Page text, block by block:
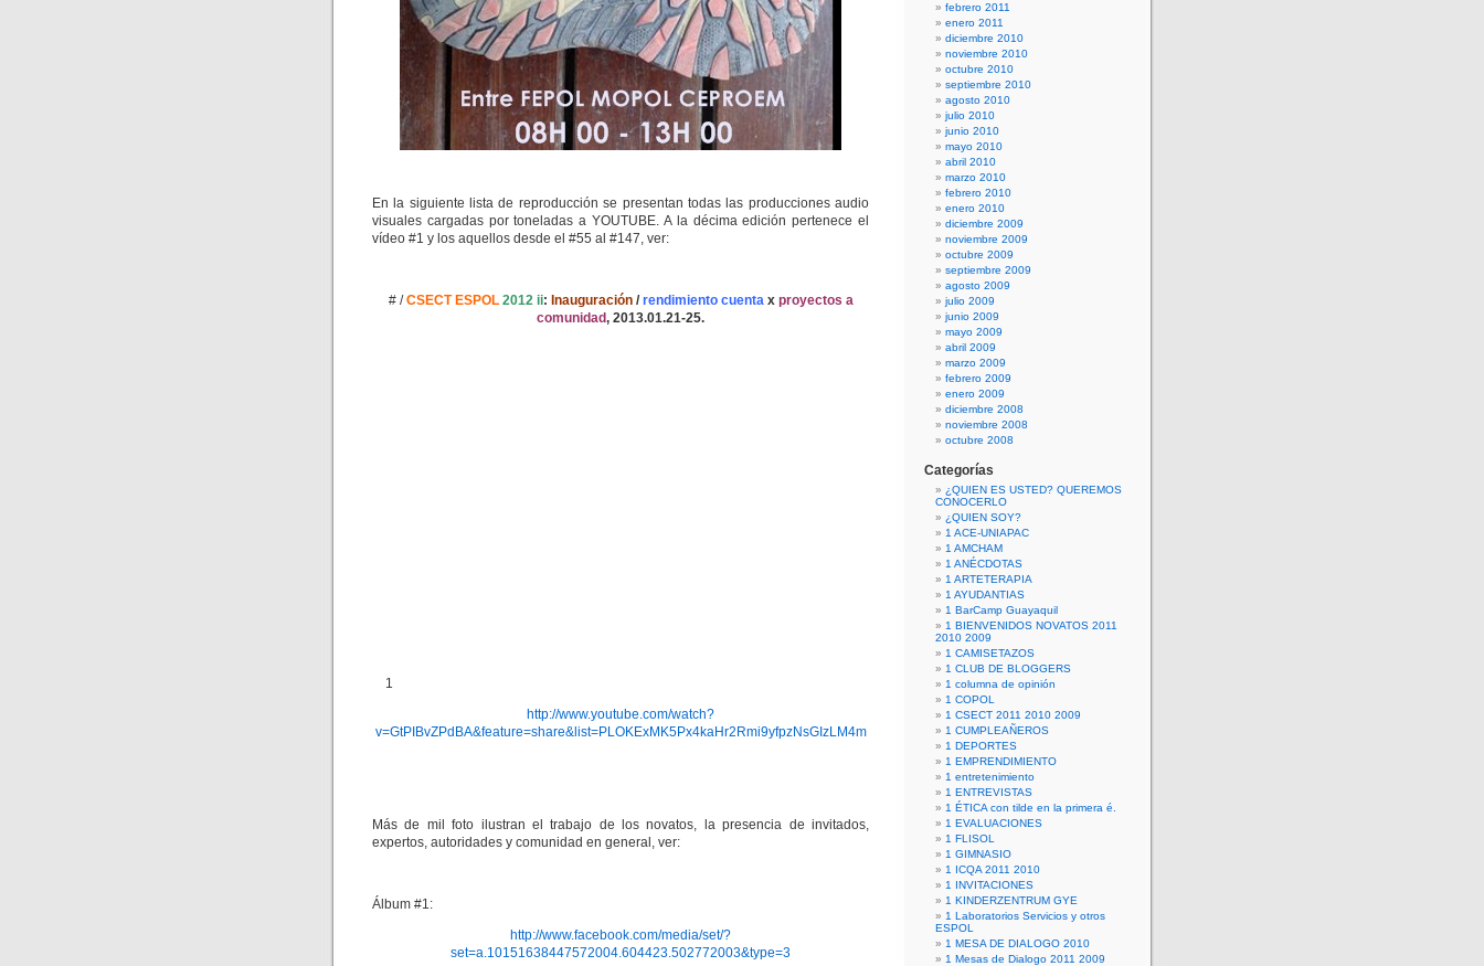
En la siguiente lista de reproducción se presentan todas las producciones audio
visuales cargadas por toneladas a YOUTUBE. A la décima edición pertenece el
vídeo #1 y los aquellos desde el #55 al #147, ver:
# /CSECT ESPOL 2012 ii: Inauguración/rendimiento cuentax proyectos a
comunidad, 2013.01.21-25.
1
http://www.youtube.com/watch?
v=GtPIBvZPdBA&feature=share&list=PLOKExMK5Px4kaHr2Rmi9yfpzNsGIzLM4m
Más de mil foto ilustran el trabajo de los novatos, la presencia de invitados,
expertos, autoridades y comunidad en general, ver:
Álbum #1:
http://www.facebook.com/media/set/?
set=a.10151638447572004.604423.502772003&type=3
febrero 2011
enero 2011
diciembre 2010
noviembre 2010
octubre 2010
septiembre 2010
agosto 2010
julio 2010
junio 2010
mayo 2010
abril 2010
marzo 2010
febrero 2010
enero 2010
diciembre 2009
noviembre 2009
octubre 2009
septiembre 2009
agosto 2009
julio 2009
junio 2009
mayo 2009
abril 2009
marzo 2009
febrero 2009
enero 2009
diciembre 2008
noviembre 2008
octubre 2008
Categorías
¿QUIEN ES USTED? QUEREMOS
CONOCERLO
¿QUIEN SOY?
1 ACE-UNIAPAC
1 AMCHAM
1 ANÉCDOTAS
1 ARTETERAPIA
1 AYUDANTIAS
1 BarCamp Guayaquil
1 BIENVENIDOS NOVATOS 2011
2010 2009
1 CAMISETAZOS
1 CLUB DE BLOGGERS
1 columna de opinión
1 COPOL
1 CSECT 2011 2010 2009
1 CUMPLEAÑEROS
1 DEPORTES
1 EMPRENDIMIENTO
1 entretenimiento
1 ENTREVISTAS
1 ÉTICA con tilde en la primera é.
1 EVALUACIONES
1 FLISOL
1 GIMNASIO
1 ICQA 2011 2010
1 INVITACIONES
1 KINDERZENTRUM GYE
1 Laboratorios Servicios y otros
ESPOL
1 MESA DE DIALOGO 2010
1 Mesas de Dialogo 2011 2009